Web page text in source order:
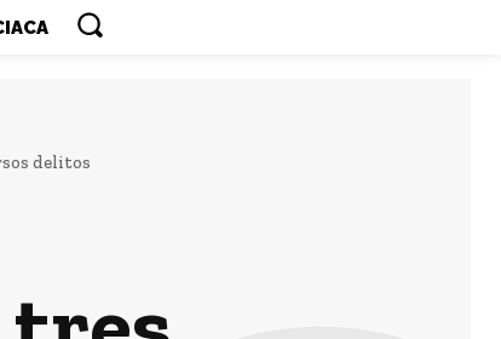
delitos